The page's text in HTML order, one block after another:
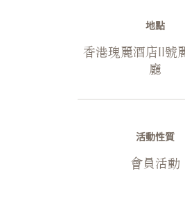
地點
香港瑰麗酒店II號
廳
活動性質
會員活動